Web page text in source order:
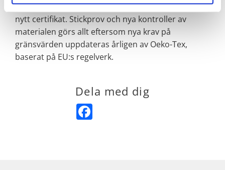
månader, efter det görs nya tester, för att få ett
nytt certifikat. Stickprov och nya kontroller av
materialen görs allt eftersom nya krav på
gränsvärden uppdateras årligen av Oeko-Tex,
baserat på EU:s regelverk.
Dela med dig